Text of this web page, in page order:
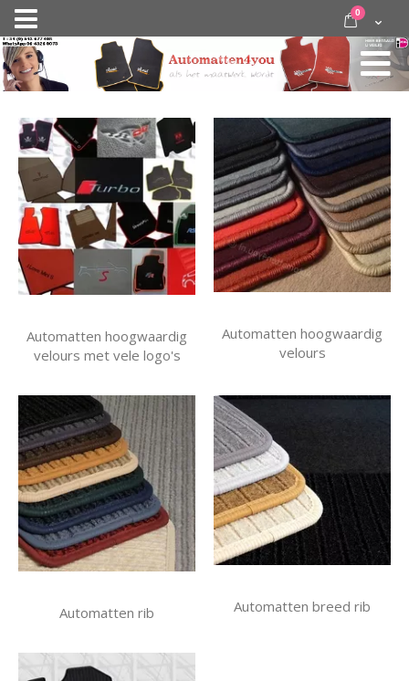
Nav
activeren
door
inhoud
Cart
0 items
Automatten hoogwaardig
velours met vele logo's
Automatten hoogwaardig
velours
Automatten rib Automatten breed rib